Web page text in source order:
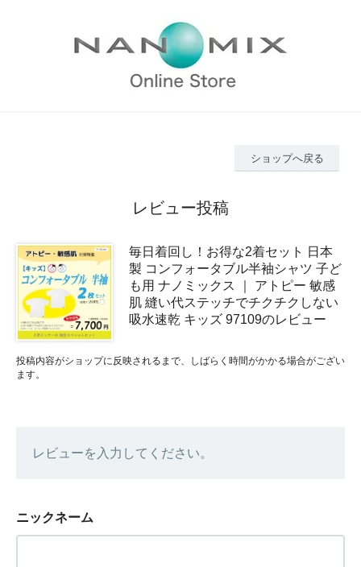
ショップへ戻る
レビュー投稿
毎日着回し！お得な2着セット 日本
製 コンフォータブル半袖シャツ 子ど
も用 ナノミックス ｜ アトピー 敏感
肌 縫い代ステッチでチクチクしない
吸水速乾 キッズ 97109のレビュー
投稿内容がショップに反映されるまで、しばらく時間がかかる場合がござい
ます。
レビューを入力してください。
ニックネーム